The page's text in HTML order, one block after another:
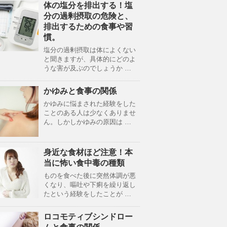
体の塩分を排出する！塩
分の過剰摂取の危険と、
排出するための食事や習
慣。
塩分の過剰摂取は体によくない
と聞きますが、具体的にどのよ
うな害が及ぶのでしょうか …
かゆみと食事の関係
かゆみに悩まされた経験をした
ことのある人は少なくありませ
ん。しかしかゆみの原因は …
身近な食材ほど注意！本
当に怖い食中毒の種類
ものを食べた後に突然体調が悪
くなり、嘔吐や下痢を繰り返し
たという経験をしたことが …
ロコモティブシンドロー